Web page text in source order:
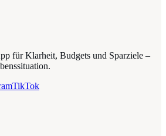
für Klarheit, Budgets und Sparziele –
TikTok